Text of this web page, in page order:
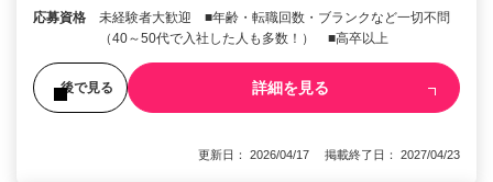
応募資格
未経験者大歓迎 ■年齢・転職回数・ブランクなど一切不問
（40～50代で入社した人も多数！） ■高卒以上
後で見る 詳細を見る
更新日： 2026/04/17 掲載終了日： 2027/04/23